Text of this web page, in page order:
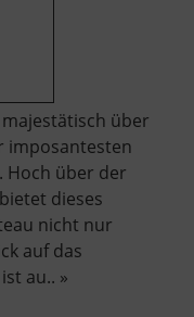
über
imposantesten
Hoch über der
dieses
nicht nur
auf das
au.. »